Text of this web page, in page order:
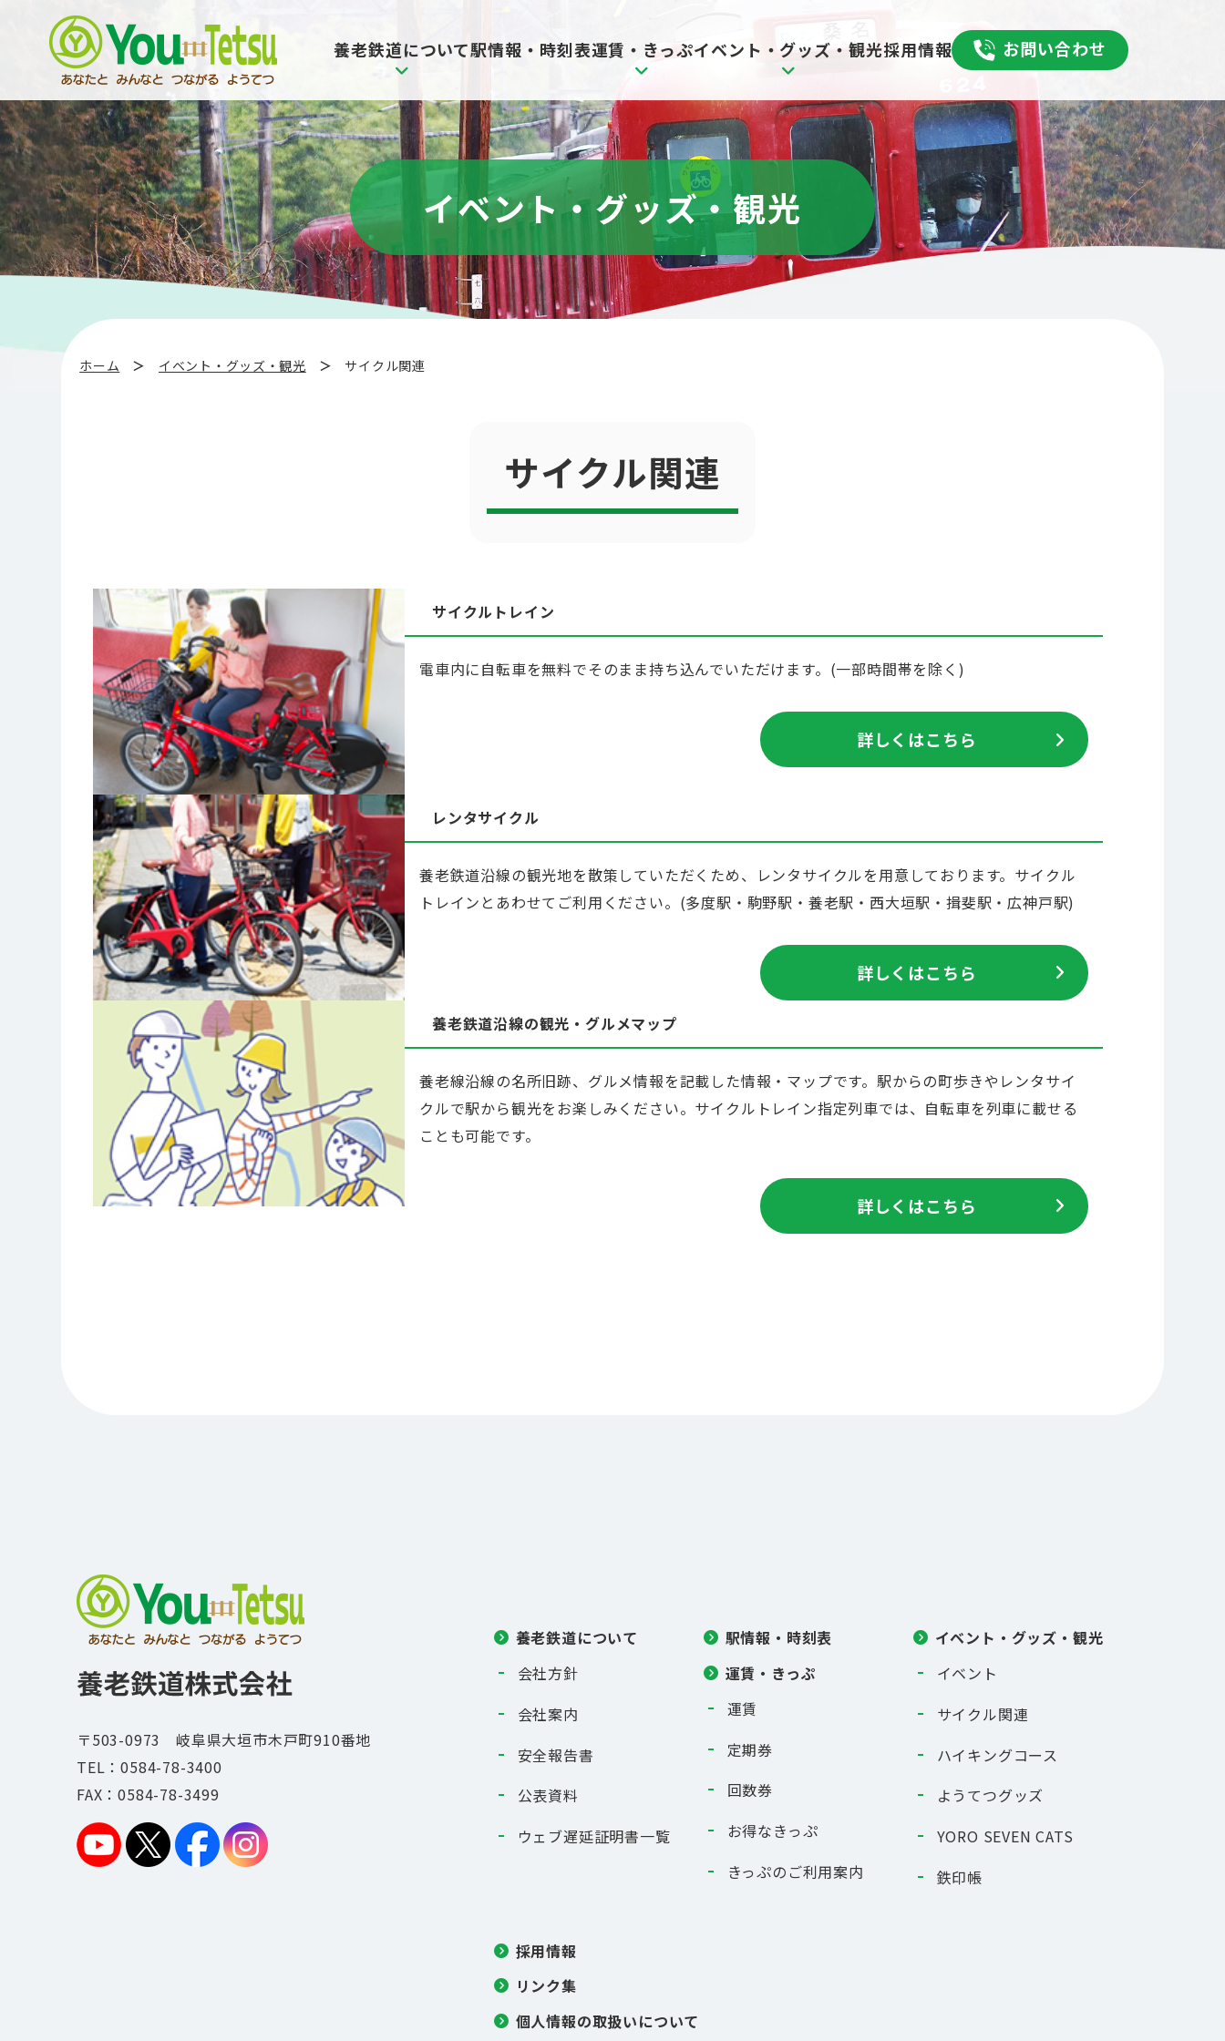
ツ
へ
ス
キ
ッ
プ
シ
ョ
ン
に
移
動
養老鉄道について駅情報・時刻表運賃・きっぷイベント・グッズ・観光採用情報 お問い合わせ
イベント・グッズ・観光
ホーム イベント・グッズ・観光 サイクル関連
サイクル関連
サイクルトレイン
電車内に自転車を無料でそのまま持ち込んでいただけます。(一部時間帯を除く)
詳しくはこちら
レンタサイクル
養老鉄道沿線の観光地を散策していただくため、レンタサイクルを用意しております。サイクル
トレインとあわせてご利用ください。(多度駅・駒野駅・養老駅・西大垣駅・揖斐駅・広神戸駅)
詳しくはこちら
養老鉄道沿線の観光・グルメマップ
養老線沿線の名所旧跡、グルメ情報を記載した情報・マップです。駅からの町歩きやレンタサイ
クルで駅から観光をお楽しみください。サイクルトレイン指定列車では、自転車を列車に載せる
ことも可能です。
詳しくはこちら
養老鉄道について
会社方針
会社案内
安全報告書
公表資料
ウェブ遅延証明書一覧
駅情報・時刻表
運賃・きっぷ
運賃
定期券
回数券
お得なきっぷ
きっぷのご利用案内
イベント・グッズ・観光
イベント
サイクル関連
ハイキングコース
ようてつグッズ
YORO SEVEN CATS
鉄印帳
採用情報
リンク集
個人情報の取扱いについて
〒503-0973 岐阜県大垣市木戸町910番地
TEL：0584-78-3400
FAX：0584-78-3499